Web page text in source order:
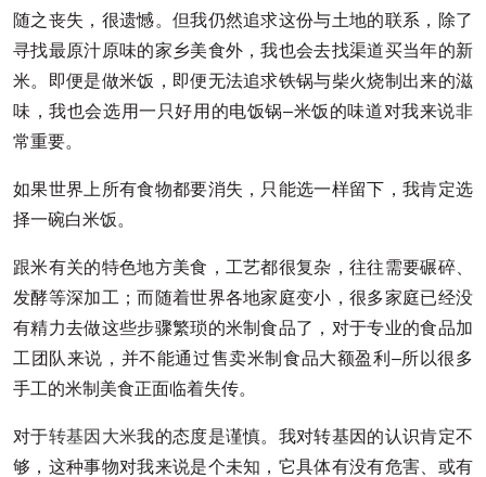
随之丧失，很遗憾。但我仍然追求这份与土地的联系，除了
寻找最原汁原味的家乡美食外，我也会去找渠道买当年的新
米。即便是做米饭，即便无法追求铁锅与柴火烧制出来的滋
味，我也会选用一只好用的电饭锅–米饭的味道对我来说非
常重要。
如果世界上所有食物都要消失，只能选一样留下，我肯定选
择一碗白米饭。
跟米有关的特色地方美食，工艺都很复杂，往往需要碾碎、
发酵等深加工；而随着世界各地家庭变小，很多家庭已经没
有精力去做这些步骤繁琐的米制食品了，对于专业的食品加
工团队来说，并不能通过售卖米制食品大额盈利–所以很多
手工的米制美食正面临着失传。
对于转基因大米我的态度是谨慎。我对转基因的认识肯定不
够，这种事物对我来说是个未知，它具体有没有危害、或有